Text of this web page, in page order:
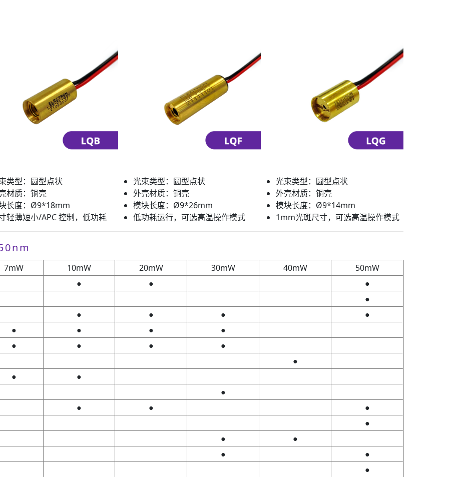
类型：圆型点状
材质：铜壳
长度：Ø9*18mm
轻薄短小/APC 控制，低功耗
光束类型：圆型点状
外壳材质：铜壳
模块长度：Ø9*26mm
低功耗运行，可选高温操作模式
光束类型：圆型点状
外壳材质：铜壳
模块长度：Ø9*14mm
1mm光斑尺寸，可选高温操作模式
7mW 10mW 20mW 30mW 40mW
50mW
● ●
●
●
● ● ●
●
● ● ●
●
● ● ●
●
●
●
●
●
● ●
●
●
●
●
●
●
●